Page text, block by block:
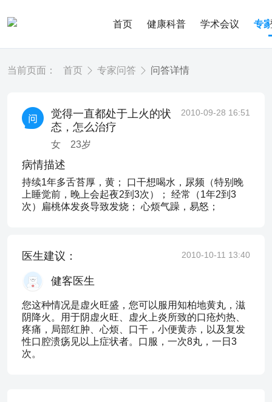
首页 健康科普 学术会议 专
当前页面： 首页 专家问答 问答详情
觉得一直都处于上火的状
态，怎么治疗
女 23岁
2010-09-28 16:51
病情描述
持续1年多舌苔厚，黄； 口干想喝水，尿频（特别晚
上睡觉前，晚上会起夜2到3次）； 经常（1年2到3
次）扁桃体发炎导致发烧； 心烦气躁，易怒；
医生建议： 2010-10-11 13:40
健客医生
您这种情况是虚火旺盛，您可以服用知柏地黄丸，滋
阴降火。用于阴虚火旺、虚火上炎所致的口疮灼热、
疼痛，局部红肿、心烦、口干，小便黄赤，以及复发
性口腔溃疡见以上症状者。口服，一次8丸，一日3
次。